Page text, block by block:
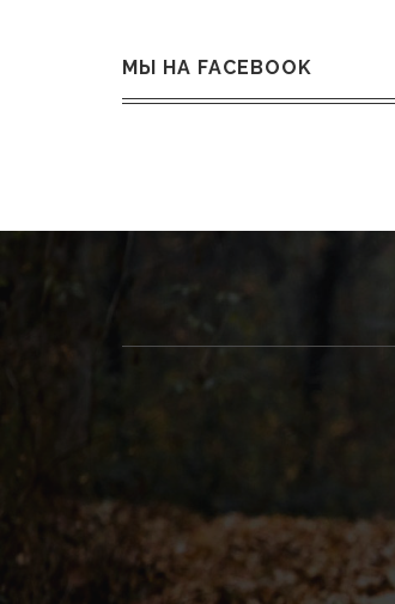
МЫ НА FACEBOOK